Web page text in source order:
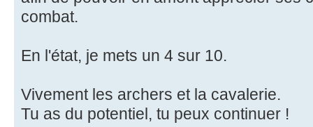
combat.
En l'état, je mets un 4 sur 10.
Vivement les archers et la cavalerie.
Tu as du potentiel, tu peux continuer !